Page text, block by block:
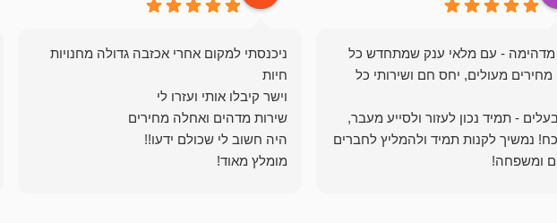
מדהימה - עם מלאי ענק שמתחדש כל
מחירים מעולים, יחס חם ושירותי כל
- תמיד נכון לעזור ולסייע מעבר,
כח! נמשיך לקנות תמיד ולהמליץ לחברים
ומשפחה!
ניכנסתי למקום אחרי אכזבה גדולה מחנויות
מומלץ מאוד!